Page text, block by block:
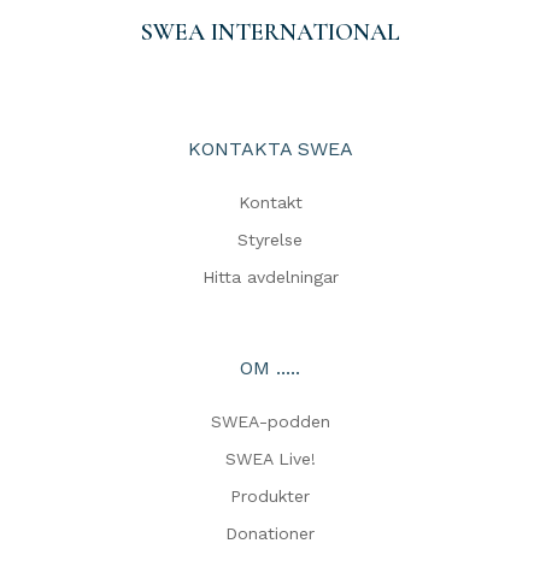
SWEA INTERNATIONAL
KONTAKTA SWEA
Kontakt
Styrelse
Hitta avdelningar
OM .....
SWEA-podden
SWEA Live!
Produkter
Donationer